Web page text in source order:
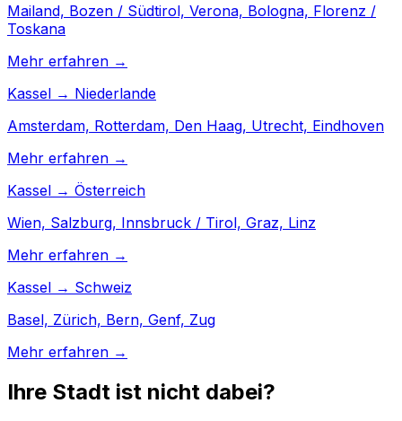
Mailand, Bozen / Südtirol, Verona, Bologna, Florenz /
Toskana
Mehr erfahren →
Kassel → Niederlande
Amsterdam, Rotterdam, Den Haag, Utrecht, Eindhoven
Mehr erfahren →
Kassel → Österreich
Wien, Salzburg, Innsbruck / Tirol, Graz, Linz
Mehr erfahren →
Kassel → Schweiz
Basel, Zürich, Bern, Genf, Zug
Mehr erfahren →
Ihre Stadt ist nicht dabei?